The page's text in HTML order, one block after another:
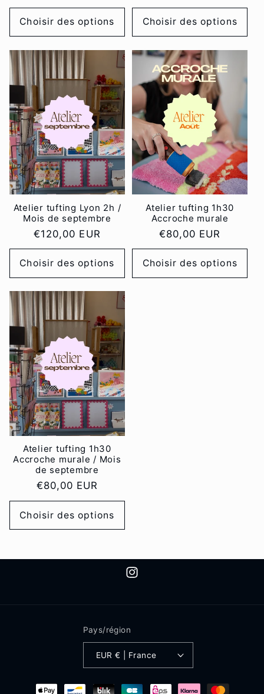
habituel
Choisir des options Choisir des options
Atelier tufting Lyon 2h /
Mois de septembre
Prix
habituel
€120,00 EUR
Choisir des options
Atelier tufting 1h30
Accroche murale
Prix
habituel
€80,00 EUR
Choisir des options
Atelier tufting 1h30
Accroche murale / Mois
de septembre
Prix
habituel
€80,00 EUR
Choisir des options
Instagram
Pays/région
EUR € | France
Moyens